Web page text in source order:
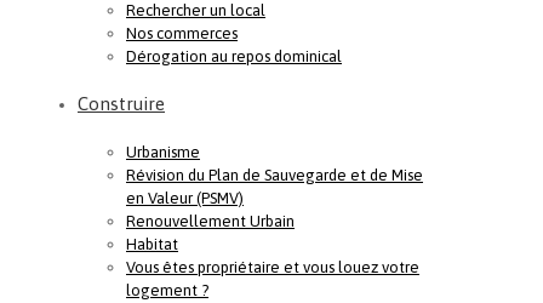
Rechercher un local
Nos commerces
Dérogation au repos dominical
Construire
Urbanisme
Révision du Plan de Sauvegarde et de Mise
en Valeur (PSMV)
Renouvellement Urbain
Habitat
Vous êtes propriétaire et vous louez votre
logement ?